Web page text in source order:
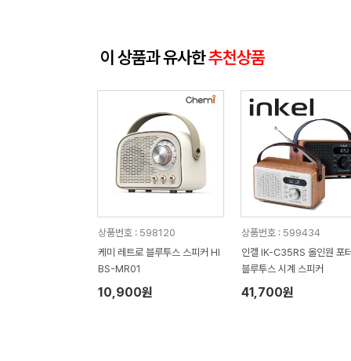
이 상품과 유사한추천상품
상품번호 : 598120
케미 레트로 블루투스 스피커 HI
BS-MR01
10,900원
상품번호 : 599434
인켈 IK-C35RS 올인원 포
블루투스 시계 스피커
41,700원